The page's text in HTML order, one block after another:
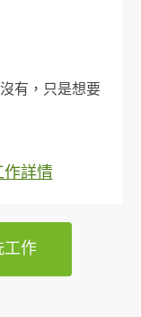
有，只是想要
作詳情
工作